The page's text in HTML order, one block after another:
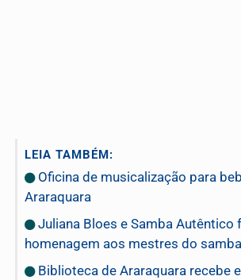
LEIA TAMBÉM:
Oficina de musicalização para
Araraquara
Juliana Bloes e Samba Autêntico
homenagem aos mestres do samba
Biblioteca de Araraquara recebe